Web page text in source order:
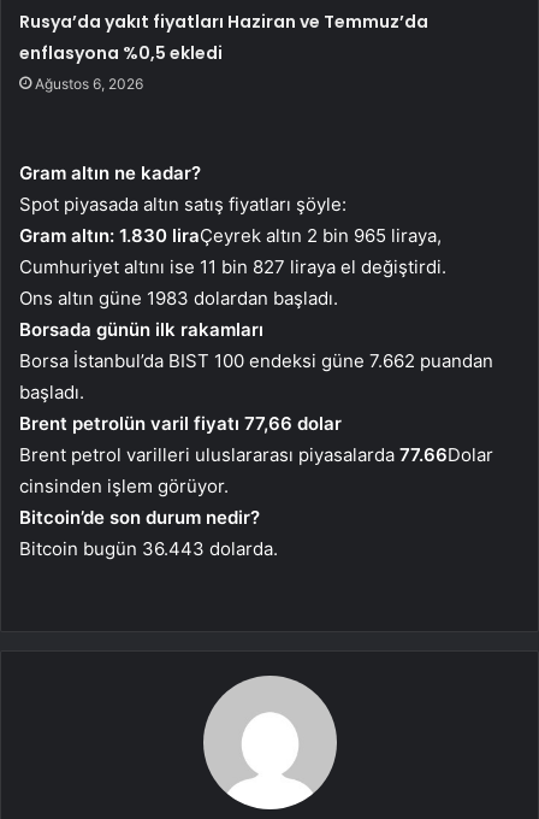
Rusya’da yakıt fiyatları Haziran ve Temmuz’da
enflasyona %0,5 ekledi
Ağustos 6, 2026
Gram altın ne kadar?
Spot piyasada altın satış fiyatları şöyle:
Gram altın: 1.830 liraÇeyrek altın 2 bin 965 liraya,
Cumhuriyet altını ise 11 bin 827 liraya el değiştirdi.
Ons altın güne 1983 dolardan başladı.
Borsada günün ilk rakamları
Borsa İstanbul’da BIST 100 endeksi güne 7.662 puandan
başladı.
Brent petrolün varil fiyatı 77,66 dolar
Brent petrol varilleri uluslararası piyasalarda 77.66Dolar
cinsinden işlem görüyor.
Bitcoin’de son durum nedir?
Bitcoin bugün 36.443 dolarda.